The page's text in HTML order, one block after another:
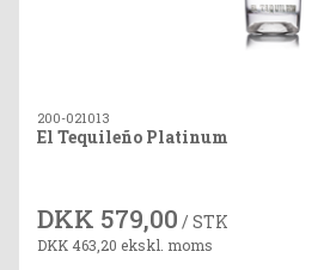
200-021013
El Tequileño Platinum
DKK 579,00 / STK
DKK 463,20 ekskl. moms